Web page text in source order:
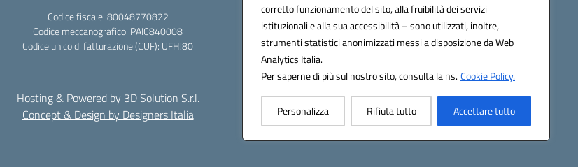
corretto funzionamento del sito, alla fruibilità dei servizi
istituzionali e alla sua accessibilità – sono utilizzati, inoltre,
strumenti statistici anonimizzati messi a disposizione da Web
Analytics Italia.
Per saperne di più sul nostro sito, consulta la ns.Cookie Policy.
Personalizza Rifiuta tutto Accettare tutto
Codice fiscale: 80048770822
Codice meccanografico: PAIC840008
Codice unico di fatturazione (CUF): UFHJ80
Hosting & Powered by 3D Solution S.r.l.
Concept & Design by Designers Italia